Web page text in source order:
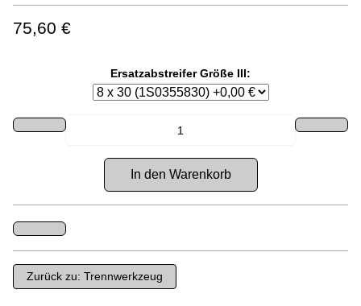
75,60 €
Ersatzabstreifer Größe III:
Zurück zu: Trennwerkzeug